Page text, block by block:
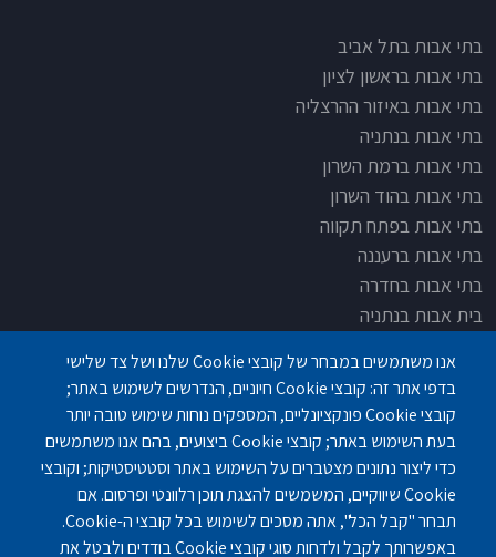
בתי אבות בתל אביב
בתי אבות בראשון לציון
בתי אבות באיזור ההרצליה
בתי אבות בנתניה
בתי אבות ברמת השרון
בתי אבות בהוד השרון
בתי אבות בפתח תקווה
בתי אבות ברעננה
בתי אבות בחדרה
בית אבות בנתניה
בית אבות בפתח תקוה
בית בלב כפר סבא
בית אבות בחיפה
אנו משתמשים במבחר של קובצי Cookie שלנו ושל צד שלישי
בדפי אתר זה: קובצי Cookie חיוניים, הנדרשים לשימוש באתר;
קובצי Cookie פונקציונליים, המספקים נוחות שימוש טובה יותר
בעת השימוש באתר; קובצי Cookie ביצועים, בהם אנו משתמשים
כדי ליצור נתונים מצטברים על השימוש באתר וסטטיסטיקות; וקובצי
Cookie שיווקיים, המשמשים להצגת תוכן רלוונטי ופרסום. אם
תבחר "קבל הכל", אתה מסכים לשימוש בכל קובצי ה-Cookie.
באפשרותך לקבל ולדחות סוגי קובצי Cookie בודדים ולבטל את